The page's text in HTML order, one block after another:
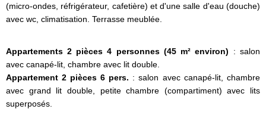
(micro-ondes, réfrigérateur, cafetière) et d'une salle d'eau (douche)
avec wc, climatisation. Terrasse meublée.
Appartements 2 pièces 4 personnes (45 m² environ) : salon
avec canapé-lit, chambre avec lit double.
Appartement 2 pièces 6 pers. : salon avec canapé-lit, chambre
avec grand lit double, petite chambre (compartiment) avec lits
superposés.